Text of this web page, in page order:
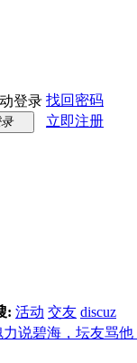
登录 找回密码
立即注册
: 活动 交友 discuz
力说碧海，坛友骂